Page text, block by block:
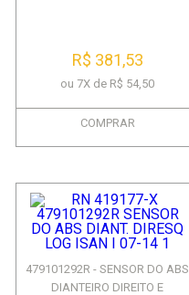
R$ 381,53
ou 7X de R$ 54,50
COMPRAR
479101292R - SENSOR DO ABS
DIANTEIRO DIREITO E